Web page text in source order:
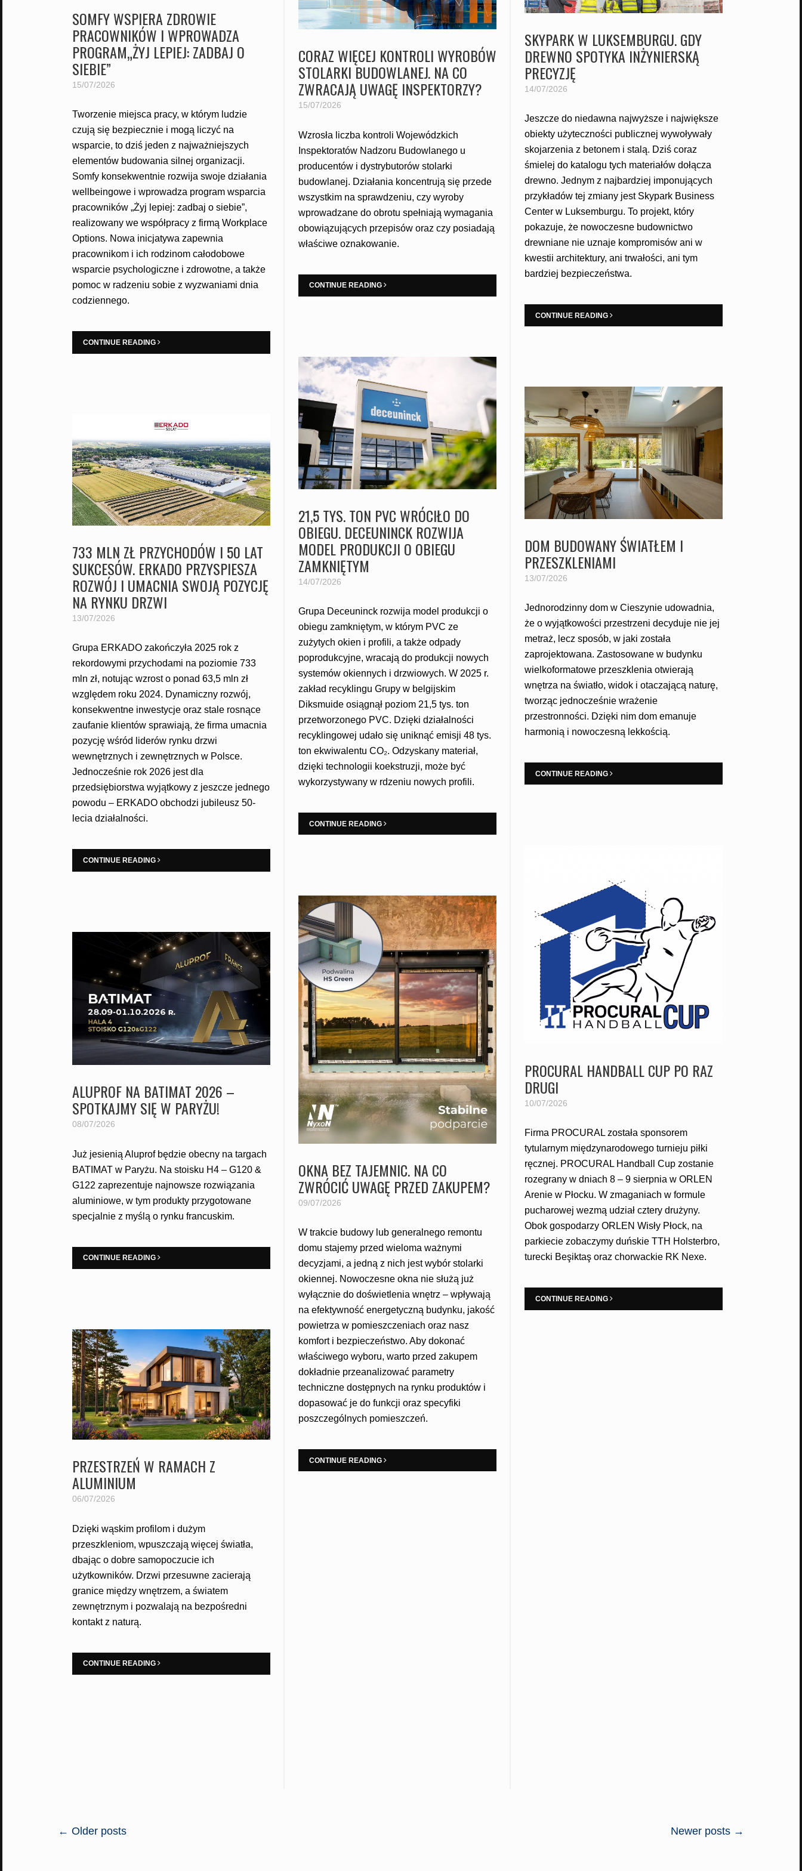
SOMFY WSPIERA ZDROWIE
PRACOWNIKÓW I WPROWADZA
PROGRAM„ŻYJ LEPIEJ: ZADBAJ O
SIEBIE”
15/07/2026
Tworzenie miejsca pracy, w którym ludzie
czują się bezpiecznie i mogą liczyć na
wsparcie, to dziś jeden z najważniejszych
elementów budowania silnej organizacji.
Somfy konsekwentnie rozwija swoje działania
wellbeingowe i wprowadza program wsparcia
pracowników „Żyj lepiej: zadbaj o siebie”,
realizowany we współpracy z firmą Workplace
Options. Nowa inicjatywa zapewnia
pracownikom i ich rodzinom całodobowe
wsparcie psychologiczne i zdrowotne, a także
pomoc w radzeniu sobie z wyzwaniami dnia
codziennego.
CONTINUE READING
CORAZ WIĘCEJ KONTROLI WYROBÓW
STOLARKI BUDOWLANEJ. NA CO
ZWRACAJĄ UWAGĘ INSPEKTORZY?
15/07/2026
Wzrosła liczba kontroli Wojewódzkich
Inspektoratów Nadzoru Budowlanego u
producentów i dystrybutorów stolarki
budowlanej. Działania koncentrują się przede
wszystkim na sprawdzeniu, czy wyroby
wprowadzane do obrotu spełniają wymagania
obowiązujących przepisów oraz czy posiadają
właściwe oznakowanie.
CONTINUE READING
SKYPARK W LUKSEMBURGU. GDY
DREWNO SPOTYKA INŻYNIERSKĄ
PRECYZJĘ
14/07/2026
Jeszcze do niedawna najwyższe i największe
obiekty użyteczności publicznej wywoływały
skojarzenia z betonem i stalą. Dziś coraz
śmielej do katalogu tych materiałów dołącza
drewno. Jednym z najbardziej imponujących
przykładów tej zmiany jest Skypark Business
Center w Luksemburgu. To projekt, który
pokazuje, że nowoczesne budownictwo
drewniane nie uznaje kompromisów ani w
kwestii architektury, ani trwałości, ani tym
bardziej bezpieczeństwa.
CONTINUE READING
21,5 TYS. TON PVC WRÓCIŁO DO
OBIEGU. DECEUNINCK ROZWIJA
MODEL PRODUKCJI O OBIEGU
ZAMKNIĘTYM
14/07/2026
Grupa Deceuninck rozwija model produkcji o
obiegu zamkniętym, w którym PVC ze
zużytych okien i profili, a także odpady
poprodukcyjne, wracają do produkcji nowych
systemów okiennych i drzwiowych. W 2025 r.
zakład recyklingu Grupy w belgijskim
Diksmuide osiągnął poziom 21,5 tys. ton
przetworzonego PVC. Dzięki działalności
recyklingowej udało się uniknąć emisji 48 tys.
ton ekwiwalentu CO₂. Odzyskany materiał,
dzięki technologii koekstruzji, może być
wykorzystywany w rdzeniu nowych profili.
CONTINUE READING
DOM BUDOWANY ŚWIATŁEM I
PRZESZKLENIAMI
13/07/2026
Jednorodzinny dom w Cieszynie udowadnia,
że o wyjątkowości przestrzeni decyduje nie jej
metraż, lecz sposób, w jaki została
zaprojektowana. Zastosowane w budynku
wielkoformatowe przeszklenia otwierają
wnętrza na światło, widok i otaczającą naturę,
tworząc jednocześnie wrażenie
przestronności. Dzięki nim dom emanuje
harmonią i nowoczesną lekkością.
CONTINUE READING
733 MLN ZŁ PRZYCHODÓW I 50 LAT
SUKCESÓW. ERKADO PRZYSPIESZA
ROZWÓJ I UMACNIA SWOJĄ POZYCJĘ
NA RYNKU DRZWI
13/07/2026
Grupa ERKADO zakończyła 2025 rok z
rekordowymi przychodami na poziomie 733
mln zł, notując wzrost o ponad 63,5 mln zł
względem roku 2024. Dynamiczny rozwój,
konsekwentne inwestycje oraz stale rosnące
zaufanie klientów sprawiają, że firma umacnia
pozycję wśród liderów rynku drzwi
wewnętrznych i zewnętrznych w Polsce.
Jednocześnie rok 2026 jest dla
przedsiębiorstwa wyjątkowy z jeszcze jednego
powodu – ERKADO obchodzi jubileusz 50-
lecia działalności.
CONTINUE READING
PROCURAL HANDBALL CUP PO RAZ
DRUGI
10/07/2026
Firma PROCURAL została sponsorem
tytularnym międzynarodowego turnieju piłki
ręcznej. PROCURAL Handball Cup zostanie
rozegrany w dniach 8 – 9 sierpnia w ORLEN
Arenie w Płocku. W zmaganiach w formule
pucharowej wezmą udział cztery drużyny.
Obok gospodarzy ORLEN Wisły Płock, na
parkiecie zobaczymy duńskie TTH Holsterbro,
turecki Beşiktaş oraz chorwackie RK Nexe.
CONTINUE READING
OKNA BEZ TAJEMNIC. NA CO
ZWRÓCIĆ UWAGĘ PRZED ZAKUPEM?
09/07/2026
W trakcie budowy lub generalnego remontu
domu stajemy przed wieloma ważnymi
decyzjami, a jedną z nich jest wybór stolarki
okiennej. Nowoczesne okna nie służą już
wyłącznie do doświetlenia wnętrz – wpływają
na efektywność energetyczną budynku, jakość
powietrza w pomieszczeniach oraz nasz
komfort i bezpieczeństwo. Aby dokonać
właściwego wyboru, warto przed zakupem
dokładnie przeanalizować parametry
techniczne dostępnych na rynku produktów i
dopasować je do funkcji oraz specyfiki
poszczególnych pomieszczeń.
CONTINUE READING
ALUPROF NA BATIMAT 2026 –
SPOTKAJMY SIĘ W PARYŻU!
08/07/2026
Już jesienią Aluprof będzie obecny na targach
BATIMAT w Paryżu. Na stoisku H4 – G120 &
G122 zaprezentuje najnowsze rozwiązania
aluminiowe, w tym produkty przygotowane
specjalnie z myślą o rynku francuskim.
CONTINUE READING
PRZESTRZEŃ W RAMACH Z
ALUMINIUM
06/07/2026
Dzięki wąskim profilom i dużym
przeszkleniom, wpuszczają więcej światła,
dbając o dobre samopoczucie ich
użytkowników. Drzwi przesuwne zacierają
granice między wnętrzem, a światem
zewnętrznym i pozwalają na bezpośredni
kontakt z naturą.
CONTINUE READING
POSTS
← Older posts Newer posts →